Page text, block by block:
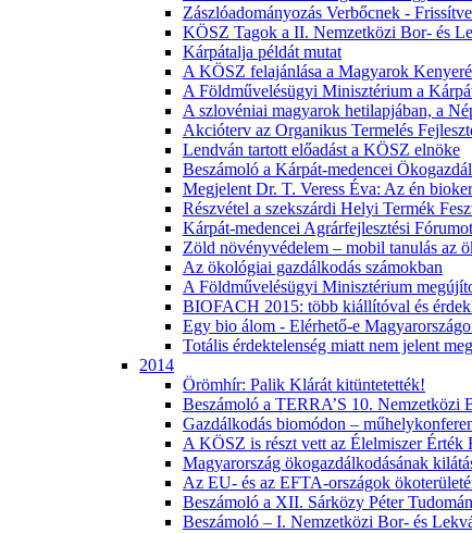
Zászlóadományozás Verbőcnek -
KÖSZ Tagok a II. Nemzetközi Bor- és
Kárpátalja példát mutat
A KÖSZ felajánlása a Magyarok
A Földművelésügyi Minisztérium a
A szlovéniai magyarok hetilapjában, a
Akcióterv az Organikus Termelés
Lendván tartott előadást a KÖSZ elnöke
Beszámoló a Kárpát-medencei
Megjelent Dr. T. Veress Éva: Az én
Részvétel a szekszárdi Helyi Termék
Kárpát-medencei Agrárfejlesztési
Zöld növényvédelem – mobil tanulás az
Az ökológiai gazdálkodás számokban
A Földművelésügyi Minisztérium
BIOFACH 2015: több kiállítóval és
Egy bio álom - Elérhető-e
Totális érdektelenség miatt nem jelent
2014
Örömhír: Palik Klárát kitüntetették!
Beszámoló a TERRA’S 10. Nemzetközi
Gazdálkodás biomódon –
A KÖSZ is részt vett az Élelmiszer Érték
Magyarország ökogazdálkodásának
Az EU- és az EFTA-országok
Beszámoló a XII. Sárközy Péter
Beszámoló – I. Nemzetközi Bor- és